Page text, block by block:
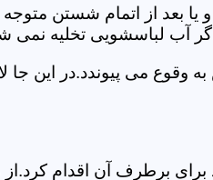
بعد از اتمام شستن
آب لباسشویی تخلیه
می پیوندد.در این
برطرف آن اقدام